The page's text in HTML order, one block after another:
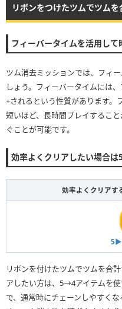
リボンをつけたツムでツム
フィーバータイムを活用して
ツム消去ミッションでは、フィ
しょう。フィーバータイムには
+されるという性質があります。
短いほど、長時間プレイするこ
ぐことが可能です。
効率よくクリアしたい場合
効率よくクリアす
リボンを付けたツムでツムを合
アしたい方は、5→4アイテムを
で、通常時にチェーンしやすく